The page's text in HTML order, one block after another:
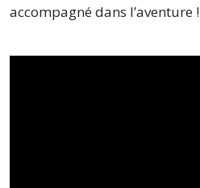
accompagné dans l’aventure !